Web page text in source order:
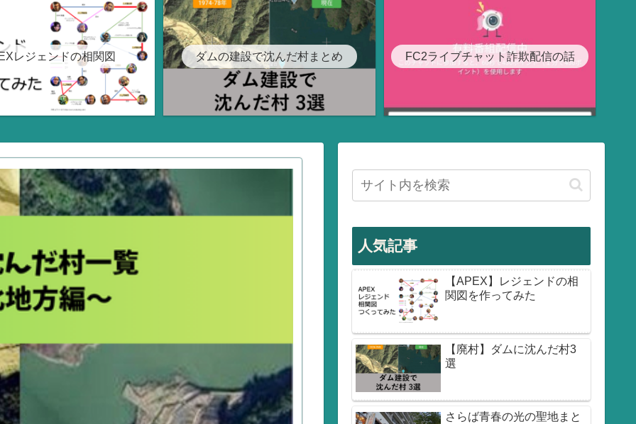
レジェンドの相関図 ダムの建設で沈んだ村まとめ FC2ライブチャット詐欺配信の話
人気記事
【APEX】レジェンドの相
関図を作ってみた
【廃村】ダムに沈んだ村3
選
さらば青春の光の聖地まと